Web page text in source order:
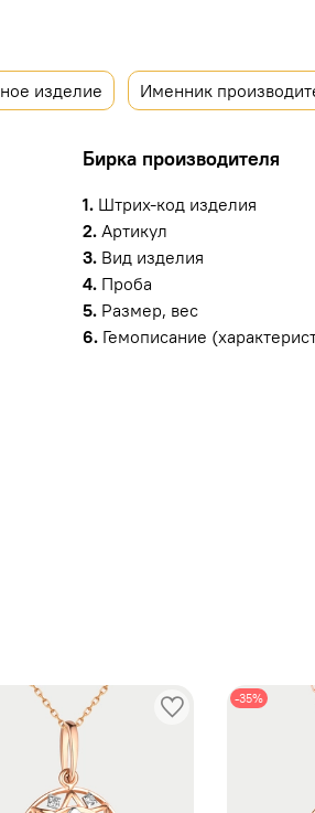
изделие Именник
Бирка производителя
1.Штрих-код изделия
2.Артикул
3.Вид изделия
4.Проба
5.Размер, вес
6.Гемописание
-35%